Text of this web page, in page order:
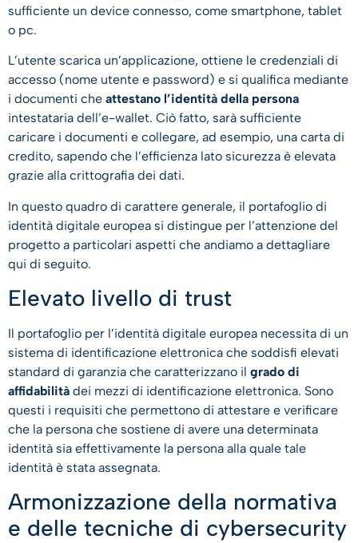
sufficiente un device connesso, come smartphone, tablet
o pc.
L’utente scarica un’applicazione, ottiene le credenziali di
accesso (nome utente e password) e si qualifica mediante
i documenti che attestano l’identità della persona
intestataria dell’e-wallet. Ciò fatto, sarà sufficiente
caricare i documenti e collegare, ad esempio, una carta di
credito, sapendo che l’efficienza lato sicurezza è elevata
grazie alla crittografia dei dati.
In questo quadro di carattere generale, il portafoglio di
identità digitale europea si distingue per l’attenzione del
progetto a particolari aspetti che andiamo a dettagliare
qui di seguito.
Elevato livello di trust
Il portafoglio per l’identità digitale europea necessita di un
sistema di identificazione elettronica che soddisfi elevati
standard di garanzia che caratterizzano il grado di
affidabilità dei mezzi di identificazione elettronica. Sono
questi i requisiti che permettono di attestare e verificare
che la persona che sostiene di avere una determinata
identità sia effettivamente la persona alla quale tale
identità è stata assegnata.
Armonizzazione della normativa
e delle tecniche di cybersecurity